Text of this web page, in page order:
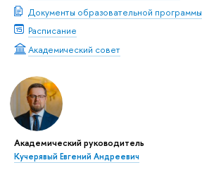
Документы образовательной программы
Расписание
Академический совет
Академический руководитель
Кучерявый Евгений Андреевич